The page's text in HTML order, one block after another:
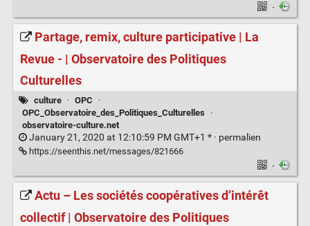
·
Partage, remix, culture participative | La
Revue - | Observatoire des Politiques
Culturelles
culture · OPC
·
OPC_Observatoire_des_Politiques_Culturelles
·
observatoire-culture.net
January 21, 2020 at 12:10:59 PM GMT+1 * · permalien
https://seenthis.net/messages/821666
·
Actu – Les sociétés coopératives d’intérêt
collectif | Observatoire des Politiques